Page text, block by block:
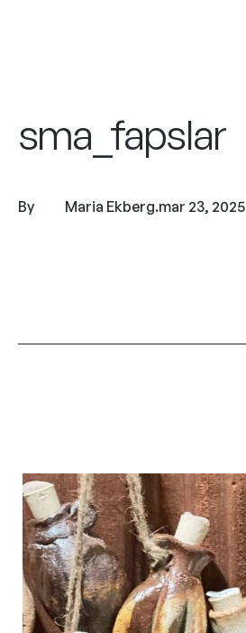
sma_fapslar
By Maria Ekberg.mar 23, 2025